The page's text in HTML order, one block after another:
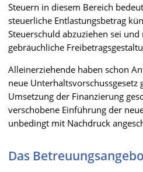
Steuern in diesem Bereich
steuerliche Entlastungsbetrag
Steuerschuld abzuziehen sei
gebräuchliche
Alleinerziehende haben schon
neue Unterhaltsvorschussgesetz
Umsetzung der Finanzierung
verschobene Einführung der
unbedingt mit Nachdruck
Das